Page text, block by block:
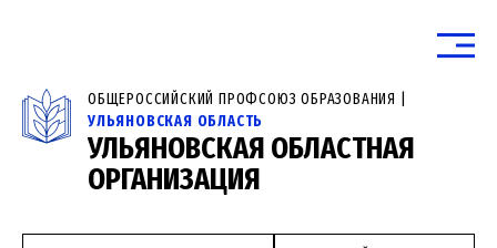
ОБЩЕРОССИЙСКИЙ ПРОФСОЮЗ ОБРАЗОВАНИЯ |
УЛЬЯНОВСКАЯ ОБЛАСТЬ
УЛЬЯНОВСКАЯ ОБЛАСТНАЯ
ОРГАНИЗАЦИЯ